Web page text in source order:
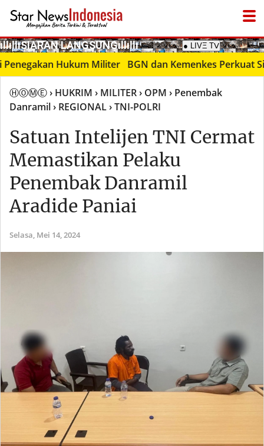
­ıllıllıS͙I͙A͙R͙A͙N͙ L͙A͙N͙G͙S͙U͙N͙G͙ıllıllı
Hukum Militer BGN dan Kemenkes Perkuat
ⒽⓄⓂⒺ› HUKRIM › MILITER› OPM › Penembak
Danramil› REGIONAL› TNI-POLRI
Satuan Intelijen TNI Cermat
Memastikan Pelaku
Penembak Danramil
Aradide Paniai
Selasa, Mei 14, 2024